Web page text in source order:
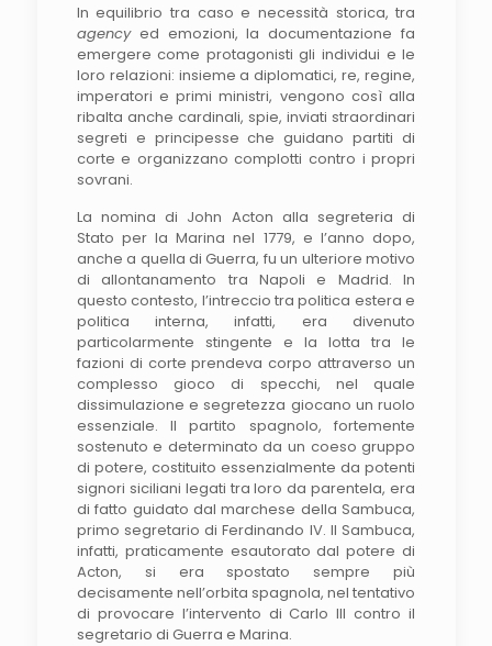
In equilibrio tra caso e necessità storica, tra
agencyed emozioni, la documentazione fa
emergere come protagonisti gli individui e le
loro relazioni: insieme a diplomatici, re, regine,
imperatori e primi ministri, vengono così alla
ribalta anche cardinali, spie, inviati straordinari
segreti e principesse che guidano partiti di
corte e organizzano complotti contro i propri
sovrani.
La nomina di John Acton alla segreteria di
Stato per la Marina nel 1779, e l’anno dopo,
anche a quella di Guerra, fu un ulteriore motivo
di allontanamento tra Napoli e Madrid. In
questo contesto, l’intreccio tra politica estera e
politica interna, infatti, era divenuto
particolarmente stingente e la lotta tra le
fazioni di corte prendeva corpo attraverso un
complesso gioco di specchi, nel quale
dissimulazione e segretezza giocano un ruolo
essenziale. Il partito spagnolo, fortemente
sostenuto e determinato da un coeso gruppo
di potere, costituito essenzialmente da potenti
signori siciliani legati tra loro da parentela, era
di fatto guidato dal marchese della Sambuca,
primo segretario di Ferdinando IV. Il Sambuca,
infatti, praticamente esautorato dal potere di
Acton, si era spostato sempre più
decisamente nell’orbita spagnola, nel tentativo
di provocare l’intervento di Carlo III contro il
segretario di Guerra e Marina.